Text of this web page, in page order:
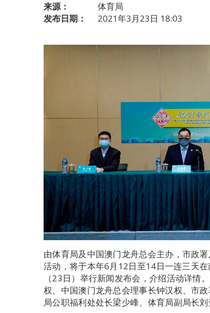
来源：
体育局
发布日期：
2021年3月23日 18:03
由体育局及中国澳门龙舟总会主办，市政
活动，将于本年6月12日至14日一连三天
（23日）举行新闻发布会，介绍活动详情
权、中国澳门龙舟总会理事长钟汉权、市
局公职福利处处长梁少峰、体育局副局长刘